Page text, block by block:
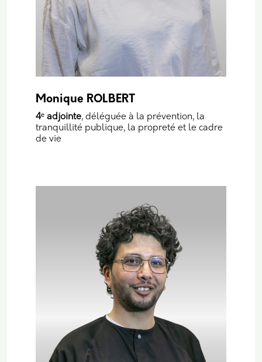
Monique ROLBERT
4ᵉ adjointe, déléguée à la prévention, la
tranquillité publique, la propreté et le cadre
de vie